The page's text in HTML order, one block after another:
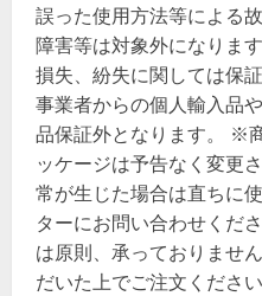
誤った使用方法等による
障害等は対象外になりま
損失、紛失に関しては保
事業者からの個人輸入品
品保証外となります。 ※
ッケージは予告なく変更
常が生じた場合は直ちに
ターにお問い合わせくだ
は原則、承っておりませ
だいた上でご注文くださ